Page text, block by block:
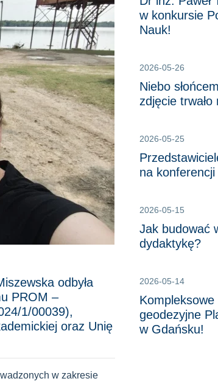
odbyła
PROM –
1/00039),
oraz Unię
w zakresie
w konkursie
Nauk!
2026-05-26
Niebo
zdjęcie
2026-05-25
na
2026-05-15
Jak budować
dydaktykę?
2026-05-14
geodezyjne
w Gdańsku!